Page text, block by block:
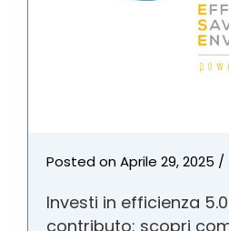
Posted onAprile 29, 2025 /
Investi in efficienza
contributo: scopri